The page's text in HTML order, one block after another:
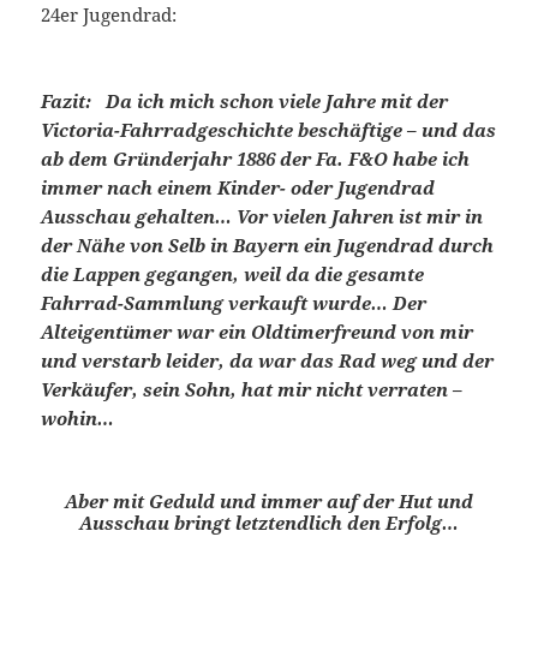
24er Jugendrad:
Fazit: Da ich mich schon viele Jahre mit der
Victoria-Fahrradgeschichte beschäftige – und das
ab dem Gründerjahr 1886 der Fa. F&O habe ich
immer nach einem Kinder- oder Jugendrad
Ausschau gehalten… Vor vielen Jahren ist mir in
der Nähe von Selb in Bayern ein Jugendrad durch
die Lappen gegangen, weil da die gesamte
Fahrrad-Sammlung verkauft wurde… Der
Alteigentümer war ein Oldtimerfreund von mir
und verstarb leider, da war das Rad weg und der
Verkäufer, sein Sohn, hat mir nicht verraten –
wohin…
Aber mit Geduld und immer auf der Hut und
Ausschau bringt letztendlich den Erfolg…